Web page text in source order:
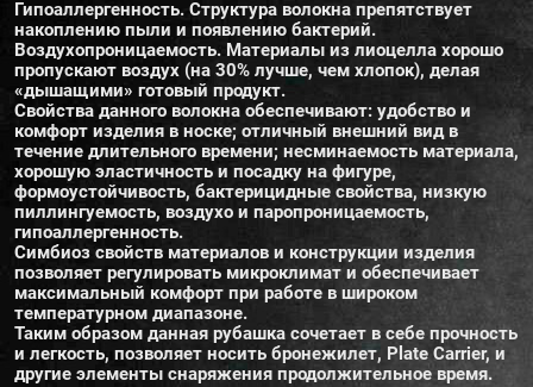
Гипоаллергенность. Структура волокна препятствует
накоплению пыли и появлению бактерий.
Воздухопроницаемость. Материалы из лиоцелла хорошо
пропускают воздух (на 30% лучше, чем хлопок), делая
«дышащими» готовый продукт.
Свойства данного волокна обеспечивают: удобство и
комфорт изделия в носке; отличный внешний вид в
течение длительного времени; несминаемость материала,
хорошую эластичность и посадку на фигуре,
формоустойчивость, бактерицидные свойства, низкую
пиллингуемость, воздухо и паропроницаемость,
гипоаллергенность.
Симбиоз свойств материалов и конструкции изделия
позволяет регулировать микроклимат и обеспечивает
максимальный комфорт при работе в широком
температурном диапазоне.
Таким образом данная рубашка сочетает в себе прочность
и легкость, позволяет носить бронежилет, Plate Carrier, и
другие элементы снаряжения продолжительное время.